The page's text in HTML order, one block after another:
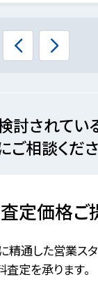
討されてい
ご相談くださ
査定価格ご
通した営業スタ
査定を承ります。